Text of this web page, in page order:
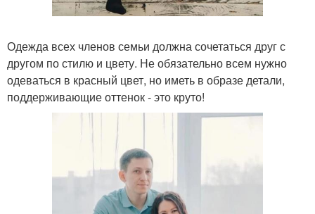
Одежда всех членов семьи должна сочетаться друг с
другом по стилю и цвету. Не обязательно всем нужно
одеваться в красный цвет, но иметь в образе детали,
поддерживающие оттенок - это круто!